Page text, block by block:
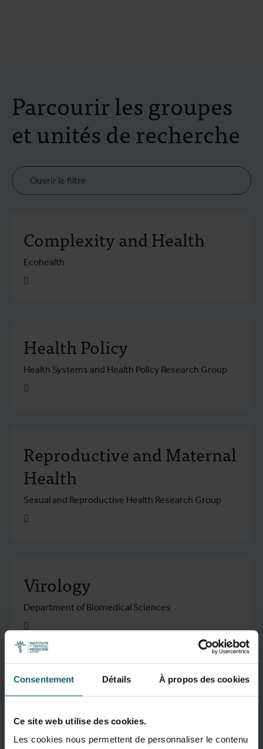
Consentement Détails À propos des cookies
Ce site web utilise des cookies.
Les cookies nous permettent de personnaliser le contenu
Parcourir les groupes
et unités de recherche
Ouvrir le filtre
Complexity and Health
Ecohealth
Plus d'info
Health Policy
Health Systems and Health Policy Research Group
Plus d'info
Reproductive and Maternal
Health
Sexual and Reproductive Health Research Group
Plus d'info
Virology
Department of Biomedical Sciences
Plus d'info
Clinical Reference
Laboratory
Medical Services